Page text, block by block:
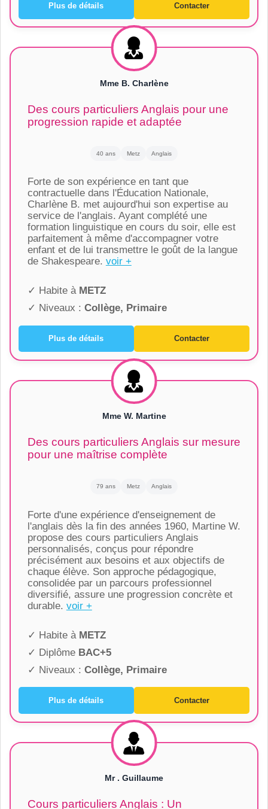
Plus de détails Contacter
Mme B. Charlène
Des cours particuliers Anglais pour une
progression rapide et adaptée
40 ans Metz Anglais
Forte de son expérience en tant que
contractuelle dans l'Éducation Nationale,
Charlène B. met aujourd'hui son expertise au
service de l'anglais. Ayant complété une
formation linguistique en cours du soir, elle est
parfaitement à même d'accompagner votre
enfant et de lui transmettre le goût de la langue
de Shakespeare. voir +
✓ Habite à METZ
✓ Niveaux : Collège, Primaire
Plus de détails Contacter
Mme W. Martine
Des cours particuliers Anglais sur mesure
pour une maîtrise complète
79 ans Metz Anglais
Forte d'une expérience d'enseignement de
l'anglais dès la fin des années 1960, Martine W.
propose des cours particuliers Anglais
personnalisés, conçus pour répondre
précisément aux besoins et aux objectifs de
chaque élève. Son approche pédagogique,
consolidée par un parcours professionnel
diversifié, assure une progression concrète et
durable. voir +
✓ Habite à METZ
✓ Diplôme BAC+5
✓ Niveaux : Collège, Primaire
Plus de détails Contacter
Mr . Guillaume
Cours particuliers Anglais : Un